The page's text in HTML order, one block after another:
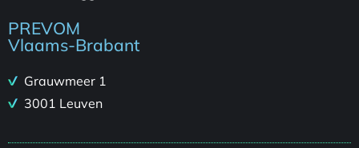
PREVOM
Vlaams-Brabant
Grauwmeer 1
3001 Leuven